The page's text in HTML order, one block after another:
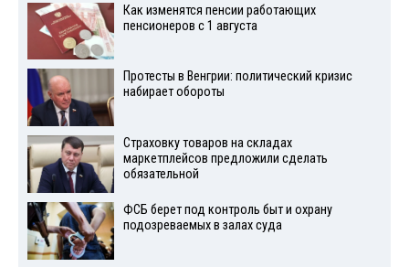
Как изменятся пенсии работающих
пенсионеров с 1 августа
Протесты в Венгрии: политический кризис
набирает обороты
Страховку товаров на складах
маркетплейсов предложили сделать
обязательной
ФСБ берет под контроль быт и охрану
подозреваемых в залах суда